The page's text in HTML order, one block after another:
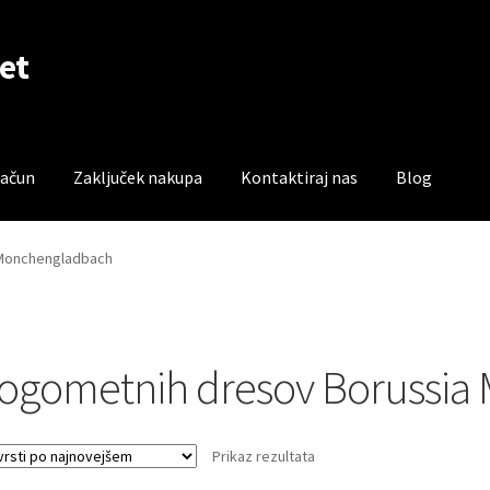
Zaključek nakupa Kontaktiraj nas Blog
Trgovina Zaključek nakupa
dresov
Prikaz rezultata